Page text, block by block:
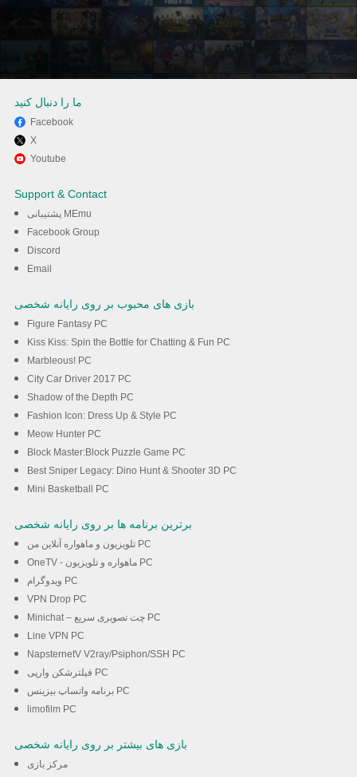
از بازی کردن Pusher 3D بر روی
ما را دنبال کنید
Facebook
X
Youtube
Support & Contact
پشتیبانی MEmu
Facebook Group
Discord
Email
بازی های محبوب بر روی رایانه شخصی
Figure Fantasy PC
Kiss Kiss: Spin the Bottle for Chatting & Fun PC
Marbleous! PC
City Car Driver 2017 PC
Shadow of the Depth PC
Fashion Icon: Dress Up & Style PC
Meow Hunter PC
Block Master:Block Puzzle Game PC
Best Sniper Legacy: Dino Hunt & Shooter 3D PC
Mini Basketball PC
برترین برنامه ها بر روی رایانه شخصی
تلویزیون و ماهواره آنلاین من PC
OneTV - ماهواره و تلویزیون PC
ویدوگرام PC
VPN Drop PC
Minichat – چت تصویری سریع PC
Line VPN PC
NapsternetV V2ray/Psiphon/SSH PC
فیلترشکن وارپی PC
برنامه واتساپ بیزینس PC
limofilm PC
بازی های بیشتر بر روی رایانه شخصی
مرکز بازی